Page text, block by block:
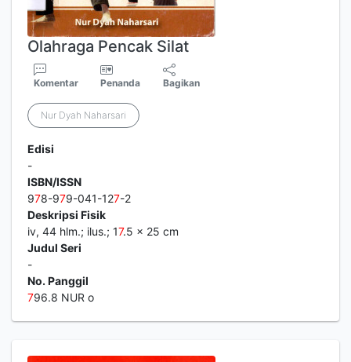
Olahraga Pencak Silat
Komentar Penanda Bagikan
Nur Dyah Naharsari
Edisi
-
ISBN/ISSN
978-979-041-127-2
Deskripsi Fisik
iv, 44 hlm.; ilus.; 17.5 x 25 cm
Judul Seri
-
No. Panggil
796.8 NUR o